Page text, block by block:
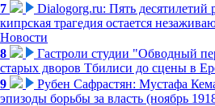
7
Dialogorg.ru: Пять десятилетий
кипрская трагедия остается
Новости
8
Гастроли студии "Обводный
старых дворов Тбилиси до сцены в
9
Рубен Сафрастян: Мустафа
эпизоды борьбы за власть (ноябрь